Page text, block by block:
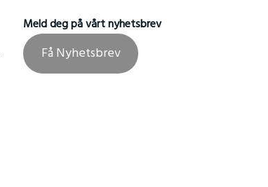
Meld deg på vårt nyhetsbrev
Få Nyhetsbrev